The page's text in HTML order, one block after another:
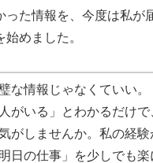
った情報を、今度は私が
めました。
な情報じゃなくていい
がいる」とわかるだけ
がしませんか。私の経
明日の仕事」を少しでも